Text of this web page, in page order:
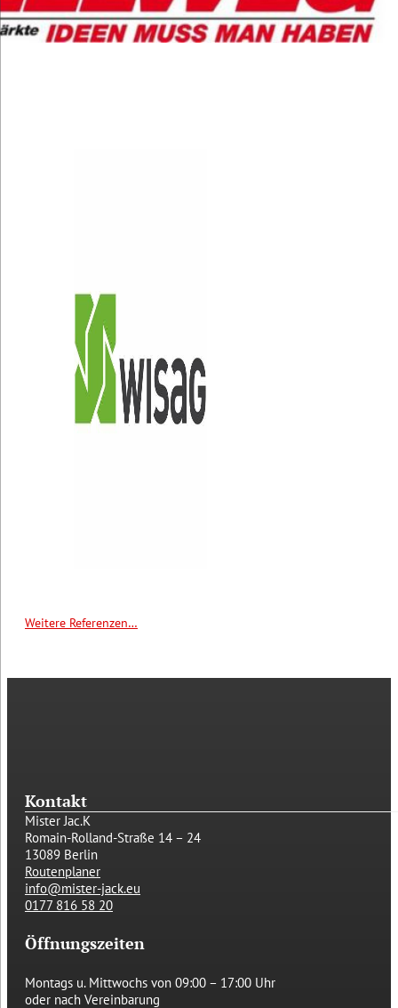
Weitere Referenzen…
Kontakt
Mister Jac.K
Romain-Rolland-Straße 14 – 24
13089 Berlin
Routenplaner
info@mister-jack.eu
0177 816 58 20
Öffnungszeiten
Montags u. Mittwochs von 09:00 – 17:00 Uhr
oder nach Vereinbarung